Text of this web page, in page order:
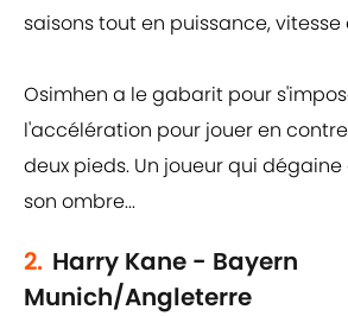
saisons tout en puissance,
Osimhen a le gabarit pour
l'accélération pour jouer en
deux pieds. Un joueur qui
son ombre...
2. Harry Kane - Bayern
Munich/Angleterre